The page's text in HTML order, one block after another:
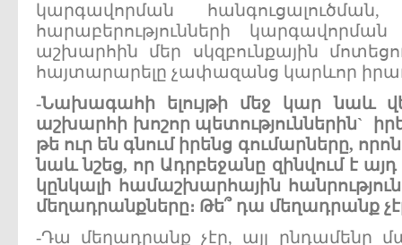
կարգավորման
հարաբերությունների
աշխարհին մեր սկզբունքային
հայտարարելը չափազանց կարևոր
-Նախագահի ելույթի մեջ կար նաև
աշխարհի խոշոր պետություններին`
թե ուր են գնում իրենց գումարները,
նաև նշեց, որ Ադրբեջանը զինվում է այդ
կընկալի համաշխարհային
մեղադրանքները։ Թե՞ դա մեղադրանք
-Դա մեղադրանք չէր, այլ ընդամենը